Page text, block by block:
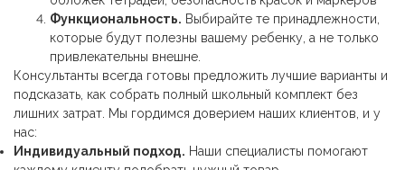
Функциональность. Выбирайте те принадлежности,
которые будут полезны вашему ребенку, а не только
привлекательны внешне.
Консультанты всегда готовы предложить лучшие варианты и
подсказать, как собрать полный школьный комплект без
лишних затрат. Мы гордимся доверием наших клиентов, и у
нас:
Индивидуальный подход. Наши специалисты помогают